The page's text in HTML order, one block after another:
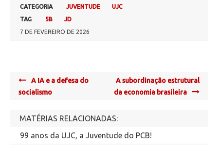
CATEGORIA JUVENTUDE
UJC
TAG
5B
JD
7 DE FEVEREIRO DE 2026
Post
navigation
A IA e a defesa do
socialismo
A subordinação estrutural
da economia brasileira
MATÉRIAS RELACIONADAS:
99 anos da UJC, a Juventude do PCB!